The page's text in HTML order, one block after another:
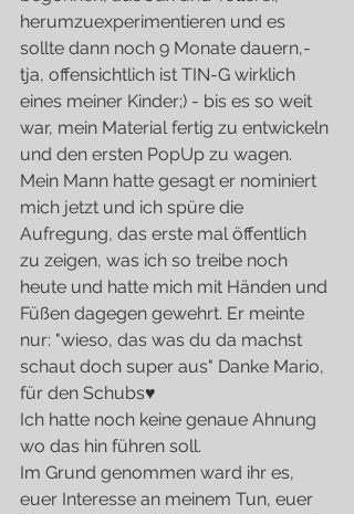
herumzuexperimentieren und es
sollte dann noch 9 Monate dauern,-
tja, offensichtlich ist TIN-G wirklich
eines meiner Kinder;) - bis es so weit
war, mein Material fertig zu entwickeln
und den ersten PopUp zu wagen.
Mein Mann hatte gesagt er nominiert
mich jetzt und ich spüre die
Aufregung, das erste mal öffentlich
zu zeigen, was ich so treibe noch
heute und hatte mich mit Händen und
Füßen dagegen gewehrt. Er meinte
nur: "wieso, das was du da machst
schaut doch super aus" Danke Mario,
für den Schubs♥
Ich hatte noch keine genaue Ahnung
wo das hin führen soll.
Im Grund genommen ward ihr es,
euer Interesse an meinem Tun, euer